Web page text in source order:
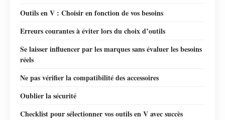
Outils en V : Choisir en fonction de vos besoins
Erreurs courantes à éviter lors du choix d’outils
Se laisser influencer par les marques sans évaluer les besoins
réels
Ne pas vérifier la compatibilité des accessoires
Oublier la sécurité
Checklist pour sélectionner vos outils en V avec succès